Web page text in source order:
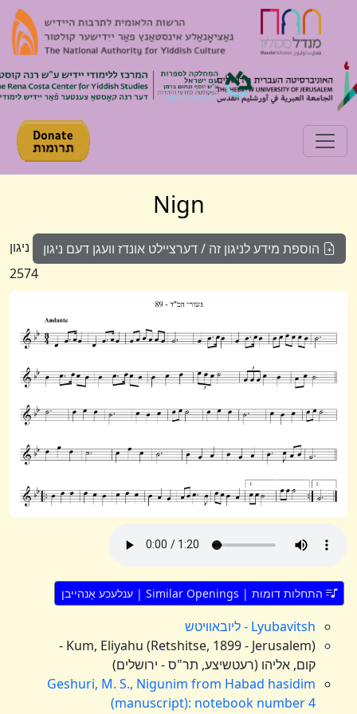
Toggle navigation
Nign
הוספת מידע לניגון זה / דערציילט אונדז וועגן דעם ניגון ניגון
2574
התחלות דומות | Similar Openings | ענלעכע אָנהייבן
Lyubavitsh - ליובאוויטש
Kum, Eliyahu (Retshitse, 1899 - Jerusalem) -
קום, אליהו (רעטשיצע, תר"ס - ירושלים)
Geshuri, M. S., Nigunim from Habad hasidim
(manuscript): notebook number 4